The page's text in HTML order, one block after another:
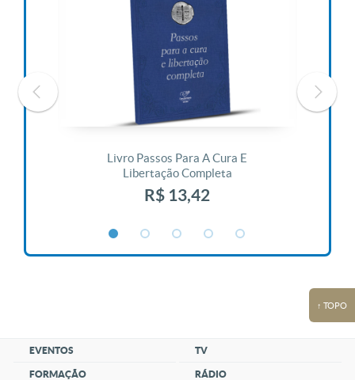
Livro Passos Para A Cura E
Libertação Completa
R$ 13,42
↑ TOPO
EVENTOS
FORMAÇÃO
TV
RÁDIO